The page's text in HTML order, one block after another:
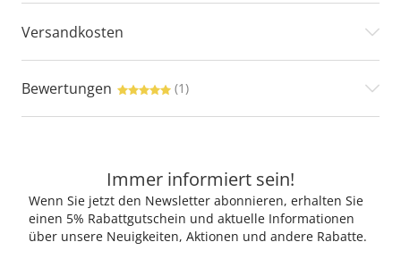
Versandkosten
Bewertungen (1)
Immer informiert sein!
Wenn Sie jetzt den Newsletter abonnieren, erhalten Sie
einen 5% Rabattgutschein und aktuelle Informationen
über unsere Neuigkeiten, Aktionen und andere Rabatte.